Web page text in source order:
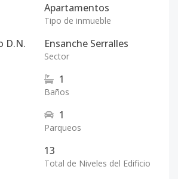
Apartamentos
Tipo de inmueble
D.N. Ensanche Serralles
Sector
1
Baños
1
Parqueos
13
Total de Niveles del Edificio